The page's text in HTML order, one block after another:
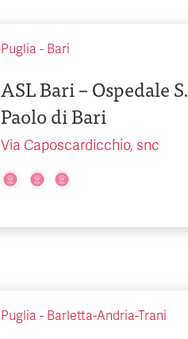
Puglia - Bari
ASL Bari – Ospedale S.
Paolo di Bari
Via Caposcardicchio, snc
Puglia - Barletta-Andria-Trani